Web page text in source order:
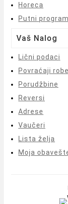
Horeca
Putni program
Vaš Nalog
Lični podaci
Povraćaji robe
Porudžbine
Reversi
Adrese
Vaučeri
Lista želja
Moja